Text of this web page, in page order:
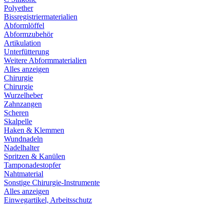
Polyether
Bissregistriermaterialien
Abformlöffel
Abformzubehör
Artikulation
Unterfütterung
Weitere Abformmaterialien
Alles anzeigen
Chirurgie
Chirurgie
Wurzelheber
Zahnzangen
Scheren
Skalpelle
Haken & Klemmen
Wundnadeln
Nadelhalter
Spritzen & Kanülen
Tamponadestopfer
Nahtmaterial
Sonstige Chirurgie-Instrumente
Alles anzeigen
Einwegartikel, Arbeitsschutz